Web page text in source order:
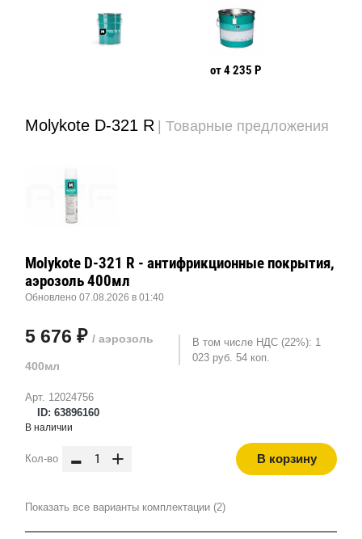
от 4 235 Р
Molykote D-321 R | Товарные предложения
Арт. 12024756
ID: 63896160
Molykote D-321 R - антифрикционные покрытия,
аэрозоль 400мл
Обновлено 07.08.2026 в 01:40
5 676 ₽ / аэрозоль
400мл
В том числе НДС (22%): 1
023 руб. 54 коп.
В наличии
Кол-во - + В корзину
Показать все варианты комплектации (2)